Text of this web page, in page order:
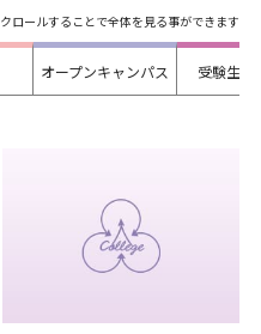
クロールすることで全体を見る事ができます
オープンキャンパス 受験生向